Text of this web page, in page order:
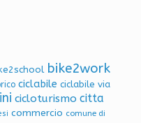
bike2work
ciclabile ciclabile via
cicloturismo citta
commercio comune di